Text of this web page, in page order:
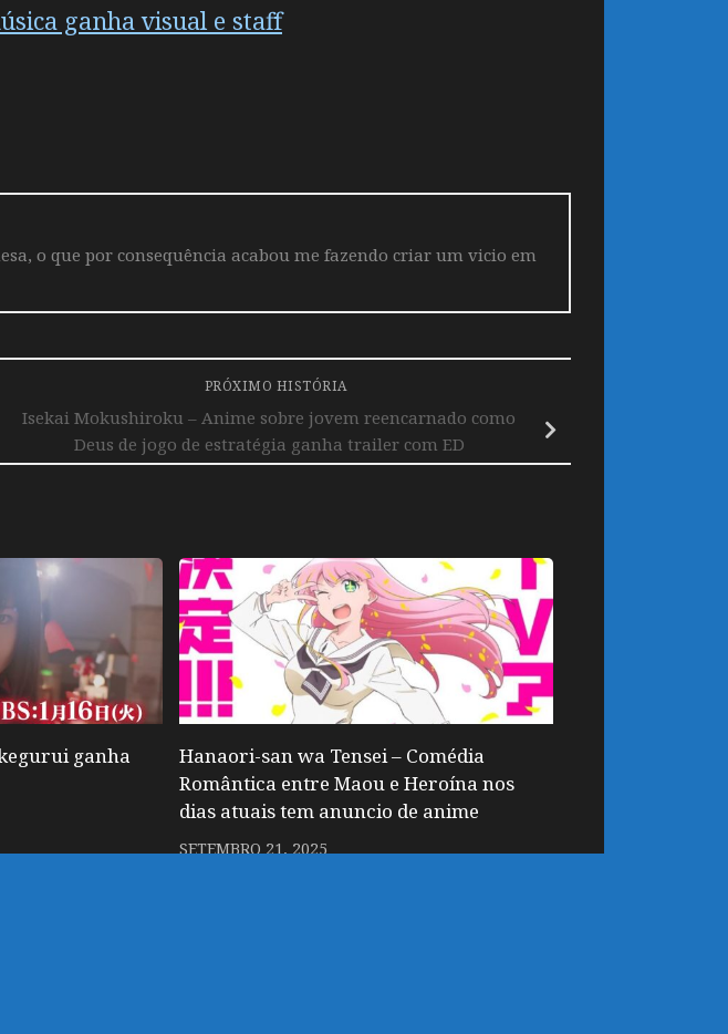
ganha visual e staff
o que por consequência acabou me fazendo criar um vicio em
PRÓXIMO HISTÓRIA
Isekai Mokushiroku – Anime sobre jovem reencarnado como
Deus de jogo de estratégia ganha trailer com ED
ganha
Hanaori-san wa Tensei – Comédia
Romântica entre Maou e Heroína nos
dias atuais tem anuncio de anime
SETEMBRO 21, 2025